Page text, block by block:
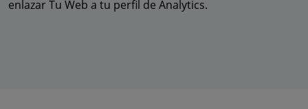
enlazar Tu Web a tu perfil de Analytics.